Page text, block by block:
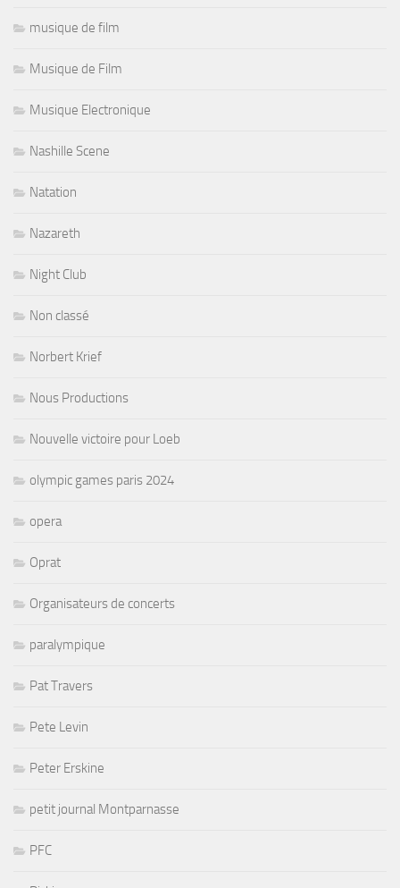
musique de film
Musique de Film
Musique Electronique
Nashille Scene
Natation
Nazareth
Night Club
Non classé
Norbert Krief
Nous Productions
Nouvelle victoire pour Loeb
olympic games paris 2024
opera
Oprat
Organisateurs de concerts
paralympique
Pat Travers
Pete Levin
Peter Erskine
petit journal Montparnasse
PFC